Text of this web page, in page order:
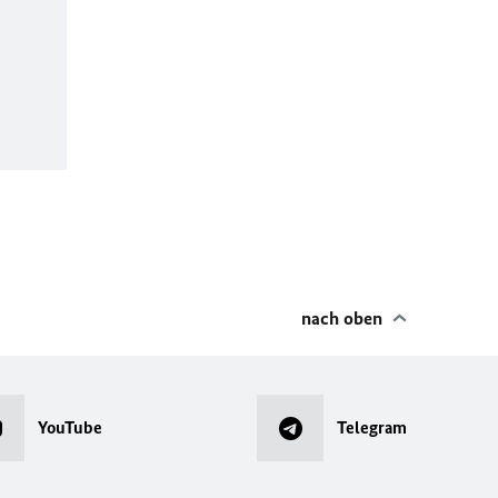
nach oben
YouTube Telegram